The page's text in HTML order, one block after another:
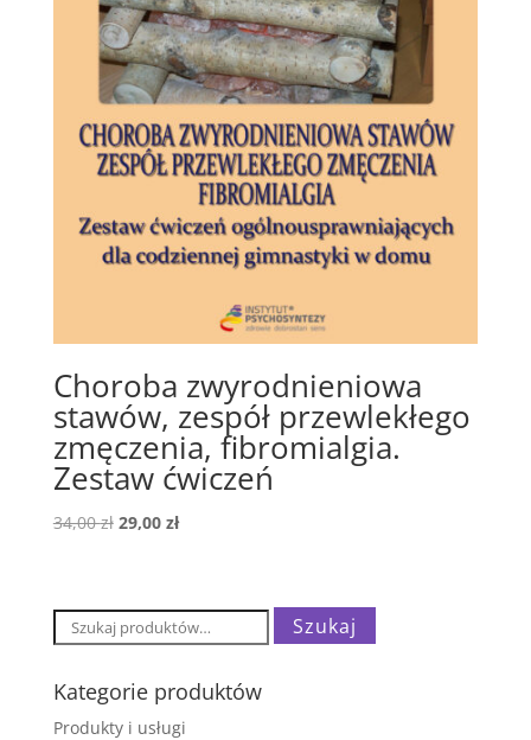
Choroba zwyrodnieniowa
stawów, zespół przewlekłego
zmęczenia, fibromialgia.
Zestaw ćwiczeń
34,00zł Pierwotna
29,00 złAktualna
Szukaj: Szukaj
Kategorie produktów
Produkty i usługi